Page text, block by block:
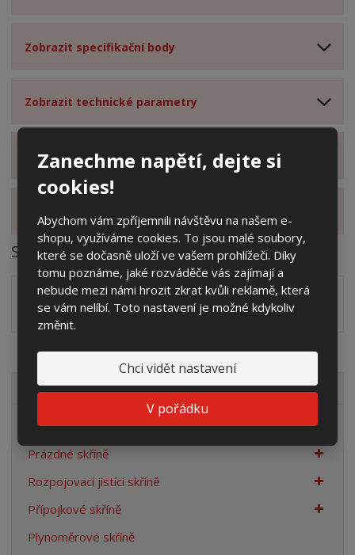
Zanechme napětí, dejte si
cookies!
Abychom vám zpříjemnili návštěvu na našem e-
shopu, využíváme cookies. To jsou malé soubory,
které se dočasně uloží ve vašem prohlížeči. Díky
tomu poznáme, jaké rozváděče vás zajímají a
nebude mezi námi hrozit zkrat kvůli reklamě, která
se vám nelíbí. Toto nastavení je možné kdykoliv
změnit.
Chci vidět nastavení
V pořádku
Zobrazit specifikační body
Zobrazit technické parametry
Zobrazit hodnocení produktu
Zobrazit alternativní produkty
Soubory ke stažení
Zakótovaný nákres skříně systému 3D včetně rozložení
zálisků ve formátu PDFpdf (60.24 Kb)
VŠECHNY KATEGORIE
Elektroměrové rozvaděče
Prázdné skříně
Rozpojovací jistící skříně
Přípojkové skříně
Plynoměrové skříně